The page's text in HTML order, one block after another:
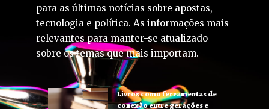
para as últimas notícias sobre apostas,
tecnologia e política. As informações mais
relevantes para manter-se atualizado
sobre os temas que mais importam.
Livros como ferramentas de
conexão entre gerações e